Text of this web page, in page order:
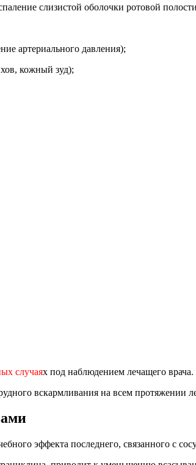
слизистой оболочки ротовой
артериального давления);
кожный зуд);
случаях под наблюдением лечащего врача.
вскармливания на всем
эффекта последнего, связанного с